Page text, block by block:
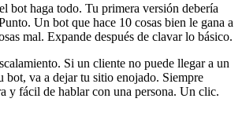
bot haga todo. Tu primera versión debería
Un bot que hace 10 cosas bien le gana a
mal. Expande después de clavar lo básico.
Si un cliente no puede llegar a un
bot, va a dejar tu sitio enojado. Siempre
y fácil de hablar con una persona. Un clic.